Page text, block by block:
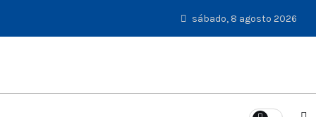
sábado, 8 agosto 2026